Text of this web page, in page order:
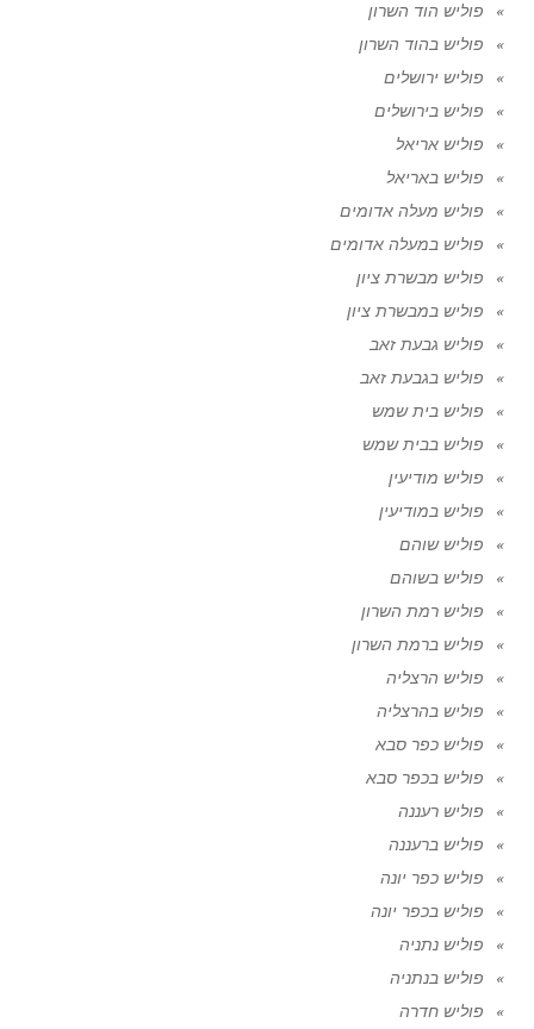
פוליש הוד השרון
פוליש בהוד השרון
פוליש ירושלים
פוליש בירושלים
פוליש אריאל
פוליש באריאל
פוליש מעלה אדומים
פוליש במעלה אדומים
פוליש מבשרת ציון
פוליש במבשרת ציון
פוליש גבעת זאב
פוליש בגבעת זאב
פוליש בית שמש
פוליש בבית שמש
פוליש מודיעין
פוליש במודיעין
פוליש שוהם
פוליש בשוהם
פוליש רמת השרון
פוליש ברמת השרון
פוליש הרצליה
פוליש בהרצליה
פוליש כפר סבא
פוליש בכפר סבא
פוליש רעננה
פוליש ברעננה
פוליש כפר יונה
פוליש בכפר יונה
פוליש נתניה
פוליש בנתניה
פוליש חדרה